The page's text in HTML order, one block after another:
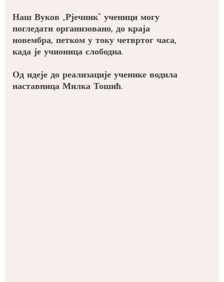
Наш Вуков „Рјечник“ ученици могу
погледати организовано, до краја
новембра, петком у току четвртог часа,
када је учионица слободна.
Од идеје до реализације ученике водила
наставница Милка Тошић.